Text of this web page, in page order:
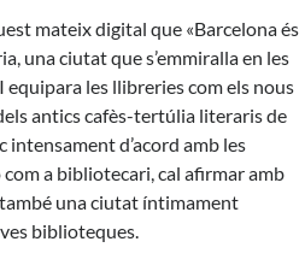
mateix digital que «Barcelona és
una ciutat que s’emmiralla en les
equipara les llibreries com els nous
antics cafès-tertúlia literaris de
intensament d’acord amb les
a bibliotecari, cal afirmar amb
una ciutat íntimament
biblioteques.